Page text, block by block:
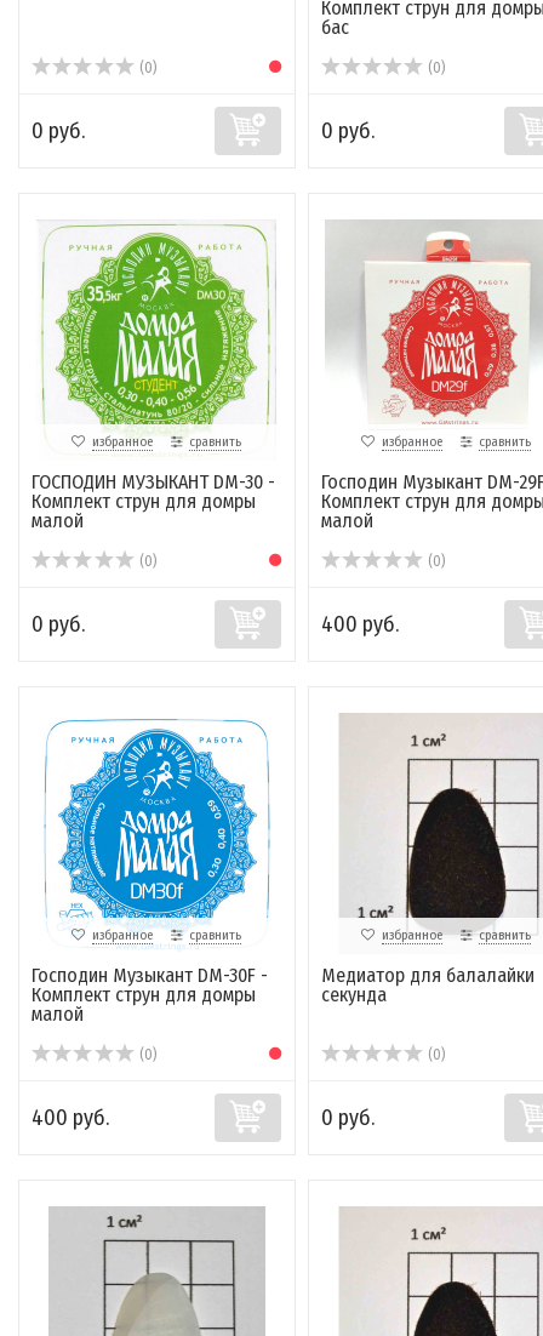
(0)
0 руб.
Комплект струн для
бас
(0)
0 руб.
избранное сравнить
ГОСПОДИН МУЗЫКАНТ DM-30 -
Комплект струн для домры
малой
(0)
0 руб.
избранное сравнить
Господин Музыкант DM-
Комплект струн для
малой
(0)
400 руб.
избранное сравнить
Господин Музыкант DM-30F -
Комплект струн для домры
малой
(0)
400 руб.
избранное сравнить
Медиатор для балалайки
секунда
(0)
0 руб.